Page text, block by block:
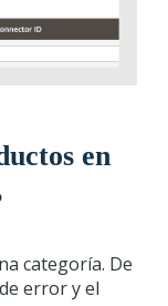
en
categoría. De
error y el